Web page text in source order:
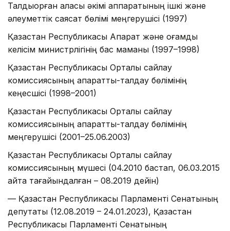
Талдықорған қаласы әкімі аппаратының ішкі және
әлеуметтік саясат бөлімі меңгерушісі (1997)
Қазақстан Республикасы Ақпарат және қоғамдық
келісім министрлігінің бас маманы (1997–1998)
Қазақстан Республикасы Орталық сайлау
комиссиясының ақпараттық-талдау бөлімінің
кеңесшісі (1998–2001)
Қазақстан Республикасы Орталық сайлау
комиссиясының ақпараттық-талдау бөлімінің
меңгерушісі (2001–25.06.2003)
Қазақстан Республикасы Орталық сайлау
комиссиясының мүшесі (04.2010 бастап, 06.03.2015
қайта тағайындалған – 08.2019 дейін)
— Қазақстан Республикасы Парламенті Сенатының
депутаты (12.08.2019 – 24.01.2023), Қазақстан
Республикасы Парламенті Сенатының